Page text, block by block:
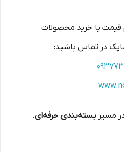
قیمت یا خرید محصولات
در تماس باشید:
مسیر بسته‌بندی حرفه‌ای.